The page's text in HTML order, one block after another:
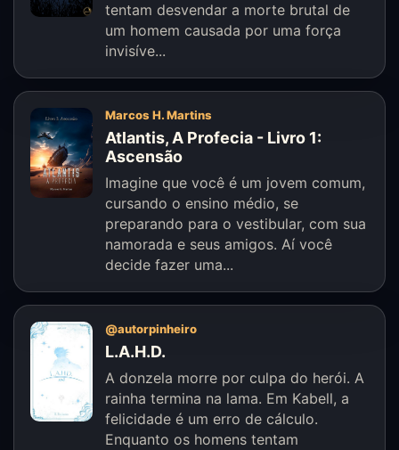
tentam desvendar a morte brutal de
um homem causada por uma força
invisíve...
Marcos H. Martins
Atlantis, A Profecia - Livro 1:
Ascensão
Imagine que você é um jovem comum,
cursando o ensino médio, se
preparando para o vestibular, com sua
namorada e seus amigos. Aí você
decide fazer uma...
@autorpinheiro
L.A.H.D.
A donzela morre por culpa do herói. A
rainha termina na lama. Em Kabell, a
felicidade é um erro de cálculo.
Enquanto os homens tentam